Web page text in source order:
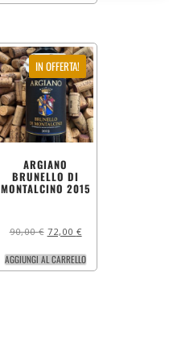
IN OFFERTA!
ARGIANO
BRUNELLO DI
MONTALCINO 2015
90,00€ 72,00 €
AGGIUNGI AL CARRELLO